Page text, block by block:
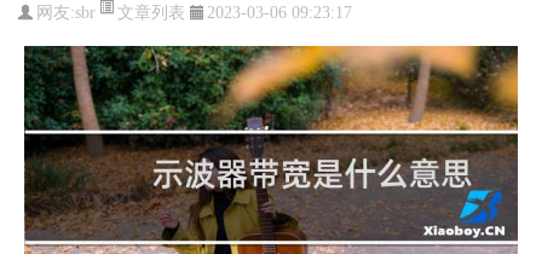
网友:sbr 文章列表 2023-03-06 09:23:17